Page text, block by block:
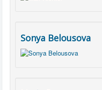
Sonya Belousova